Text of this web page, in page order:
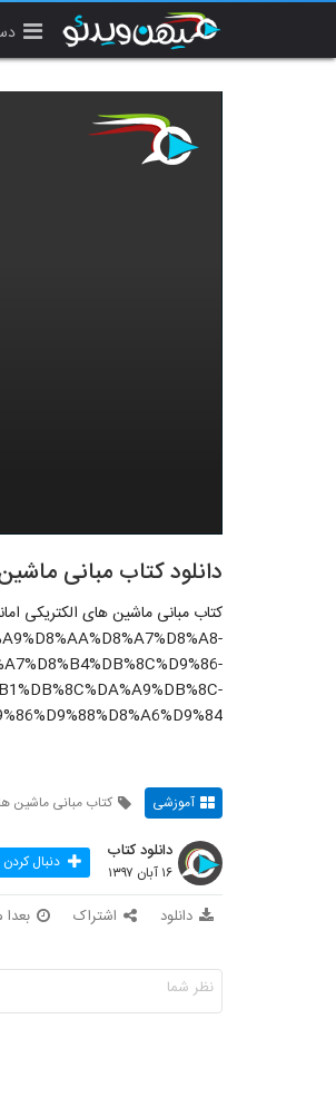
دانلود کتاب مبانی
کتاب مبانی ماشین های الکتریکی
آموزشی کتاب مبانی ماشین
دانلود کتاب
۱۶ آبان ۱۳۹۷ دنبال کردن
دانلود اشتراک بعدا